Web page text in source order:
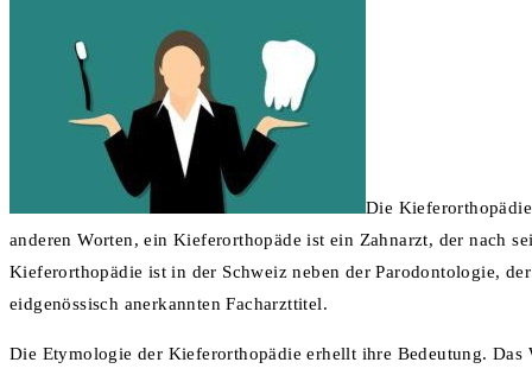
Die
anderen Worten, ein Kieferorthopäde ist ein Zahnarzt, der nach
Kieferorthopädie ist in der Schweiz neben der Parodontologie,
eidgenössisch anerkannten Facharzttitel.
Die Etymologie der Kieferorthopädie erhellt ihre Bedeutung. Das